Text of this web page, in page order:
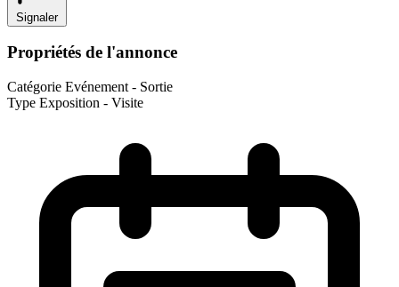
Signaler
Propriétés de l'annonce
Catégorie Evénement - Sortie
Type Exposition - Visite